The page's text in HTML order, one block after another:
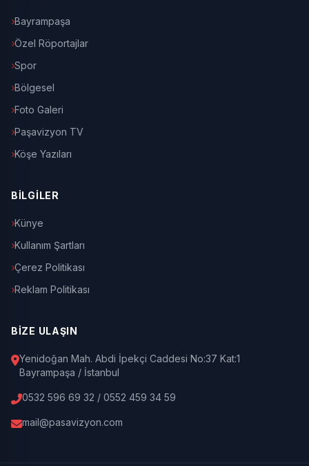
Bayrampaşa
Özel Röportajlar
Spor
Bölgesel
Foto Galeri
Paşavizyon TV
Köşe Yazıları
BİLGİLER
Künye
Kullanım Şartları
Çerez Politikası
Reklam Politikası
BİZE ULAŞIN
Yenidoğan Mah. Abdi İpekçi Caddesi No:37 Kat:1
Bayrampaşa / İstanbul
0532 596 69 32 / 0552 459 34 59
mail@pasavizyon.com